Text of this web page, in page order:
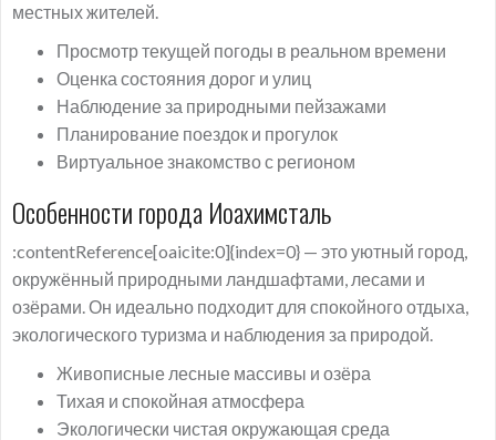
местных жителей.
Просмотр текущей погоды в реальном времени
Оценка состояния дорог и улиц
Наблюдение за природными пейзажами
Планирование поездок и прогулок
Виртуальное знакомство с регионом
Особенности города Иоахимсталь
:contentReference[oaicite:0]{index=0} — это уютный город,
окружённый природными ландшафтами, лесами и
озёрами. Он идеально подходит для спокойного отдыха,
экологического туризма и наблюдения за природой.
Живописные лесные массивы и озёра
Тихая и спокойная атмосфера
Экологически чистая окружающая среда